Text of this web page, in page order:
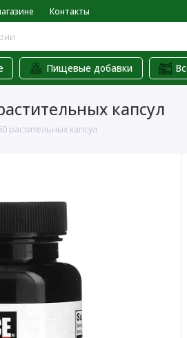
Контакты
Пищевые добавки
капсул
растительных капсул